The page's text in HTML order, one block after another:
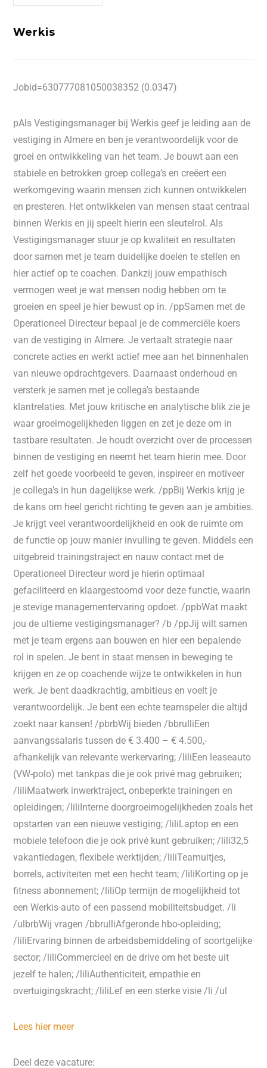
Werkis
Jobid=630777081050038352 (0.0347)
pAls Vestigingsmanager bij Werkis geef je leiding aan de
vestiging in Almere en ben je verantwoordelijk voor de
groei en ontwikkeling van het team. Je bouwt aan een
stabiele en betrokken groep collega’s en creëert een
werkomgeving waarin mensen zich kunnen ontwikkelen
en presteren. Het ontwikkelen van mensen staat centraal
binnen Werkis en jij speelt hierin een sleutelrol. Als
Vestigingsmanager stuur je op kwaliteit en resultaten
door samen met je team duidelijke doelen te stellen en
hier actief op te coachen. Dankzij jouw empathisch
vermogen weet je wat mensen nodig hebben om te
groeien en speel je hier bewust op in. /ppSamen met de
Operationeel Directeur bepaal je de commerciële koers
van de vestiging in Almere. Je vertaalt strategie naar
concrete acties en werkt actief mee aan het binnenhalen
van nieuwe opdrachtgevers. Daarnaast onderhoud en
versterk je samen met je collega's bestaande
klantrelaties. Met jouw kritische en analytische blik zie je
waar groeimogelijkheden liggen en zet je deze om in
tastbare resultaten. Je houdt overzicht over de processen
binnen de vestiging en neemt het team hierin mee. Door
zelf het goede voorbeeld te geven, inspireer en motiveer
je collega’s in hun dagelijkse werk. /ppBij Werkis krijg je
de kans om heel gericht richting te geven aan je ambities.
Je krijgt veel verantwoordelijkheid en ook de ruimte om
de functie op jouw manier invulling te geven. Middels een
uitgebreid trainingstraject en nauw contact met de
Operationeel Directeur word je hierin optimaal
gefaciliteerd en klaargestoomd voor deze functie, waarin
je stevige managementervaring opdoet. /ppbWat maakt
jou de ultieme vestigingsmanager? /b /ppJij wilt samen
met je team ergens aan bouwen en hier een bepalende
rol in spelen. Je bent in staat mensen in beweging te
krijgen en ze op coachende wijze te ontwikkelen in hun
werk. Je bent daadkrachtig, ambitieus en voelt je
verantwoordelijk. Je bent een echte teamspeler die altijd
zoekt naar kansen! /pbrbWij bieden /bbrulliEen
aanvangssalaris tussen de € 3.400 – € 4.500,-
afhankelijk van relevante werkervaring; /liliEen leaseauto
(VW-polo) met tankpas die je ook privé mag gebruiken;
/liliMaatwerk inwerktraject, onbeperkte trainingen en
opleidingen; /liliInterne doorgroeimogelijkheden zoals het
opstarten van een nieuwe vestiging; /liliLaptop en een
mobiele telefoon die je ook privé kunt gebruiken; /lili32,5
vakantiedagen, flexibele werktijden; /liliTeamuitjes,
borrels, activiteiten met een hecht team; /liliKorting op je
fitness abonnement; /liliOp termijn de mogelijkheid tot
een Werkis-auto of een passend mobiliteitsbudget. /li
/ulbrbWij vragen /bbrulliAfgeronde hbo-opleiding;
/liliErvaring binnen de arbeidsbemiddeling of soortgelijke
sector; /liliCommercieel en de drive om het beste uit
jezelf te halen; /liliAuthenticiteit, empathie en
overtuigingskracht; /liliLef en een sterke visie /li /ul
Lees hier meer
Deel deze vacature: